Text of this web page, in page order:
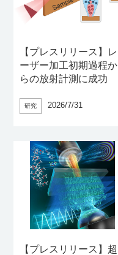
【プレスリリース】レ
ーザー加工初期過程か
らの放射計測に成功
研究 2026/7/31
【プレスリリース】超